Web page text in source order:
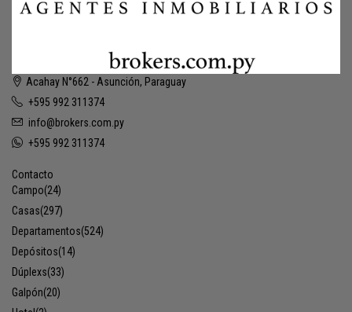
Acahay N°662 - Asunción, Paraguay
+595 992 311374
info@brokers.com.py
+595 992 311374
Contacto
Campo(24)
Casas(297)
Departamentos(524)
Depósitos(14)
Dúplexs(33)
Galpón(20)